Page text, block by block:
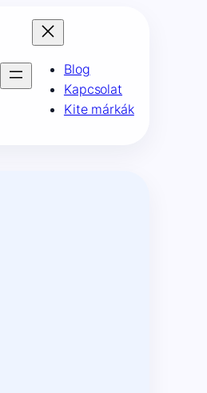
Blog
Kapcsolat
Kite márkák